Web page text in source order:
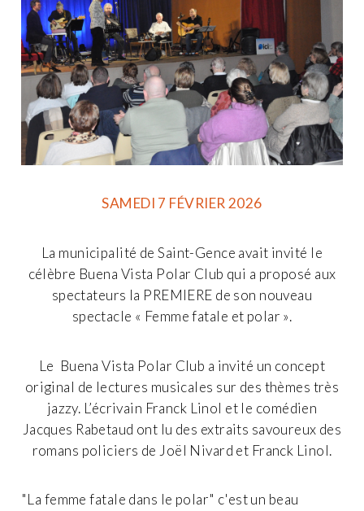
SAMEDI 7 FÉVRIER 2026
La municipalité de Saint-Gence avait invité le
célèbre Buena Vista Polar Club qui a proposé aux
spectateurs la PREMIERE de son nouveau
spectacle « Femme fatale et polar ».
Le Buena Vista Polar Club a invité un concept
original de lectures musicales sur des thèmes très
jazzy. L’écrivain Franck Linol et le comédien
Jacques Rabetaud ont lu des extraits savoureux des
romans policiers de Joël Nivard et Franck Linol.
"La femme fatale dans le polar" c'est un beau